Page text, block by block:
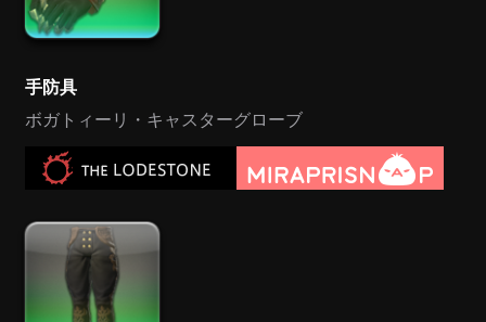
手防具
ボガトィーリ・キャスターグローブ